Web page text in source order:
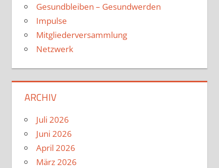
Gesundbleiben – Gesundwerden
Impulse
Mitgliederversammlung
Netzwerk
ARCHIV
Juli 2026
Juni 2026
April 2026
März 2026